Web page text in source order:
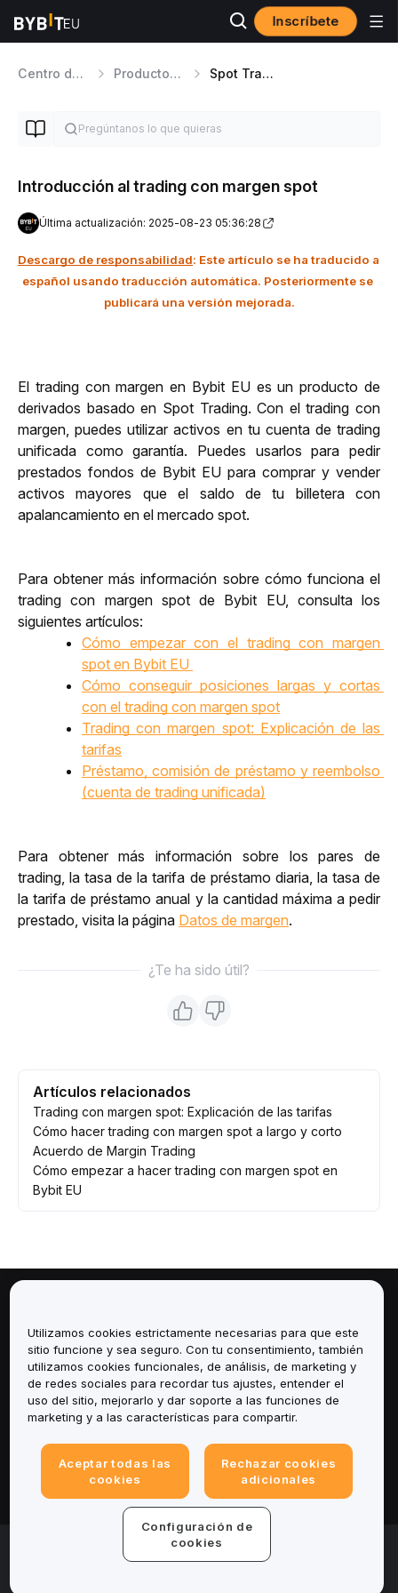
Inscríbete
Centro de ayuda Productos de Trading Spot Trading de Margenes
Introducción al trading con margen spot
Última actualización: 2025-08-23 05:36:28
Descargo de responsabilidad: Este artículo se ha traducido a
español usando traducción automática. Posteriormente se
publicará una versión mejorada.
El trading con margen en Bybit EU es un producto de
derivados basado en Spot Trading. Con el trading con
margen, puedes utilizar activos en tu cuenta de trading
unificada como garantía. Puedes usarlos para pedir
prestados fondos de Bybit EU para comprar y vender
activos mayores que el saldo de tu billetera con
apalancamiento en el mercado spot.
Para obtener más información sobre cómo funciona el
trading con margen spot de Bybit EU, consulta los
siguientes artículos:
Cómo empezar con el trading con margen
spot en Bybit EU
Cómo conseguir posiciones largas y cortas
con el trading con margen spot
Trading con margen spot: Explicación de las
tarifas
Préstamo, comisión de préstamo y reembolso
(cuenta de trading unificada)
Para obtener más información sobre los pares de
trading, la tasa de la tarifa de préstamo diaria, la tasa de
la tarifa de préstamo anual y la cantidad máxima a pedir
prestado, visita la página Datos de margen.
¿Te ha sido útil?
Artículos relacionados
Trading con margen spot: Explicación de las tarifas
Cómo hacer trading con margen spot a largo y corto
Acuerdo de Margin Trading
Cómo empezar a hacer trading con margen spot en
Bybit EU
Servicios
Soporte
© 2025-2026 Bybit.eu. Todos los derechos reservados.
Utilizamos cookies estrictamente necesarias para que este
sitio funcione y sea seguro. Con tu consentimiento, también
utilizamos cookies funcionales, de análisis, de marketing y
de redes sociales para recordar tus ajustes, entender el
uso del sitio, mejorarlo y dar soporte a las funciones de
marketing y a las características para compartir.
Aceptar todas las
cookies
Rechazar cookies
adicionales
Configuración de
cookies